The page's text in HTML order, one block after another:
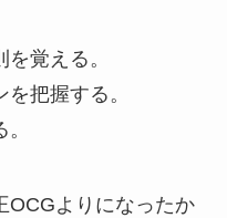
覚える。
把握する。
OCGよりになったか